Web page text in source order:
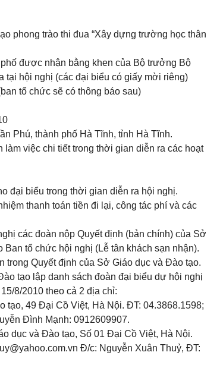
phong trào thi đua “Xây dựng trường học thân
được nhận bằng khen của Bộ trưởng Bộ
tại hội nghị (các đại biểu có giấy mời riêng)
tổ chức sẽ có thông báo sau)
Phú, thành phố Hà Tĩnh, tỉnh Hà Tĩnh.
việc chi tiết trong thời gian diễn ra các hoạt
đại biểu trong thời gian diễn ra hội nghị.
thanh toán tiền đi lại, công tác phí và các
các đoàn nộp Quyết định (bản chính) của Sở
tổ chức hội nghị (Lễ tân khách sạn nhận).
trong Quyết định của Sở Giáo dục và Đào tạo.
tạo lập danh sách đoàn đại biểu dự hội nghị
8/2010 theo cả 2 địa chỉ:
tạo, 49 Đại Cồ Việt, Hà Nội. ĐT: 04.3868.1598;
Đình Mạnh: 0912609907.
dục và Đào tạo, Số 01 Đại Cồ Việt, Hà Nội.
Đ/c: Nguyễn Xuân Thuỷ, ĐT: